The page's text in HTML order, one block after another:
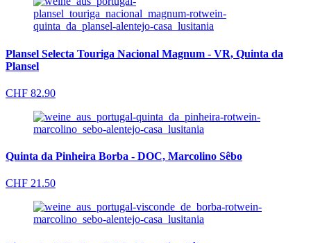
Plansel Selecta Touriga Nacional Magnum - VR, Quinta da
Plansel
CHF 82.90
Quinta da Pinheira Borba - DOC, Marcolino Sêbo
CHF 21.50